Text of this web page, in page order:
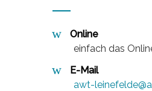
Online
einfach das
E-Mail
awt-